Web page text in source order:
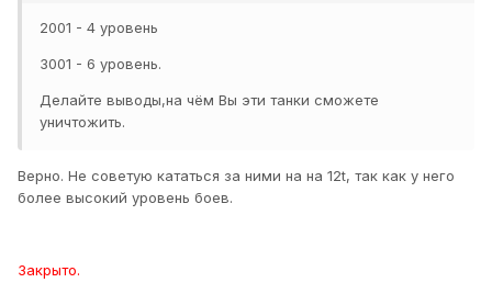
2001 - 4 уровень
3001 - 6 уровень.
Делайте выводы,на чём Вы эти танки сможете
уничтожить.
Верно. Не советую кататься за ними на на 12t, так как у него
более высокий уровень боев.
Закрыто.